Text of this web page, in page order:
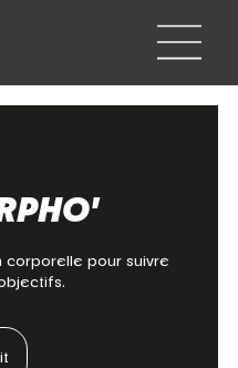
pour suivre